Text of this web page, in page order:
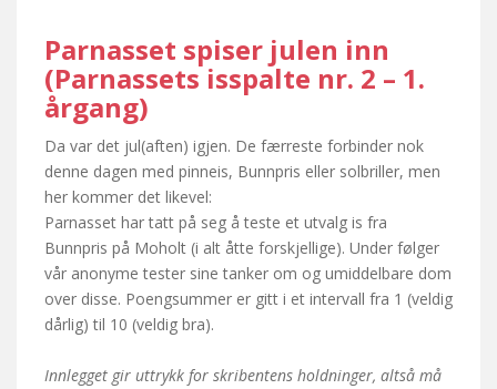
Parnasset spiser julen inn
(Parnassets isspalte nr. 2 – 1.
årgang)
Da var det jul(aften) igjen. De færreste forbinder nok
denne dagen med pinneis, Bunnpris eller solbriller, men
her kommer det likevel:
Parnasset har tatt på seg å teste et utvalg is fra
Bunnpris på Moholt (i alt åtte forskjellige). Under følger
vår anonyme tester sine tanker om og umiddelbare dom
over disse. Poengsummer er gitt i et intervall fra 1 (veldig
dårlig) til 10 (veldig bra).
Innlegget gir uttrykk for skribentens holdninger, altså må